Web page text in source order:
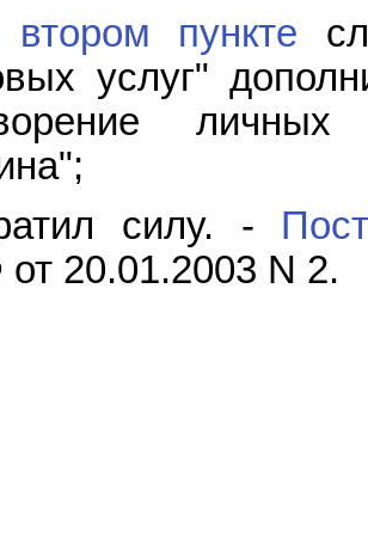
втором пункте
услуг"
силу. -
20.01.2003 N 2.